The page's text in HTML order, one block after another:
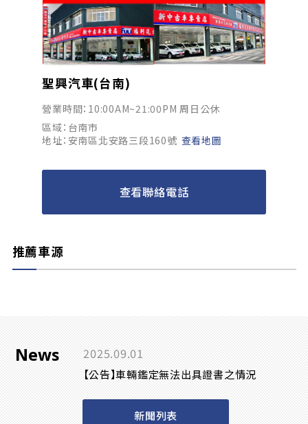
聖興汽車(台南)
營業時間：10:00AM~21:00PM 周日公休
區域：台南市
地址：安南區北安路三段160號 查看地圖
查看聯絡電話
推薦車源
News 2025.09.01
【公告】車輛鑑定無法出具證書之情況
新聞列表